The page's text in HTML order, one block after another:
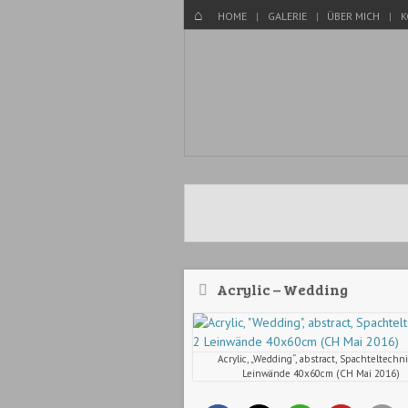
HOME
Menü
WECHSELN SIE ZUM INHALT
HOME GALERIE ÜBER MICH
Acrylic – Wedding
Acrylic, „Wedding“, abstract,
Leinwände 40x60cm (CH Mai 2016)